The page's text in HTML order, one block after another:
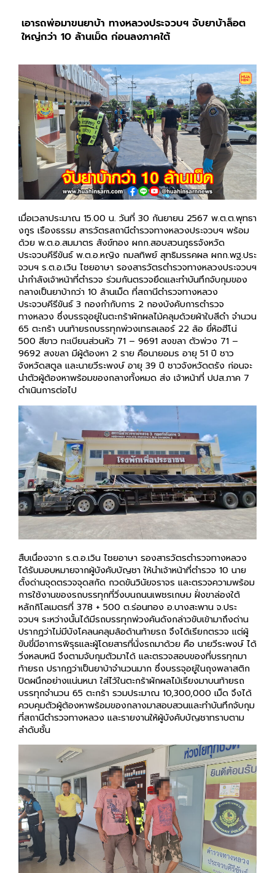
เอารถพ่อมาขนยาบ้า ทางหลวงประจวบฯ จับยาบ้าล็อตใหญ่
กว่า 10 ล้านเม็ด ก่อนลงภาคใต้
เมื่อเวลาประมาณ 15.00 น. วันที่ 30 กันยายน 2567 พ.ต.ต.พุทธา
งกูร เรืองธรรม สารวัตรสถานีตำรวจทางหลวงประจวบฯ พร้อม
ด้วย พ.ต.อ.สมมาตร สังข์ทอง ผกก.สอบสวนภูธรจังหวัด
ประจวบคีรีขันธ์ พ.ต.อ.หญิง กมลทิพย์ สุทธิมรรคผล ผกก.พฐ.ประ
จวบฯ ร.ต.อ.เวิน ไชยอาษา รองสารวัตรตำรวจทางหลวงประจวบฯ
นำกำลังเจ้าหน้าที่ตำรวจ ร่วมกันตรวจยึดและทำบันทึกจับกุมของ
กลางเป็นยาบ้ากว่า 10 ล้านเม็ด ที่สถานีตำรวจทางหลวง
ประจวบคีรีขันธ์ 3 กองกำกับการ 2 กองบังคับการตำรวจ
ทางหลวง ซึ่งบรรจุอยู่ในตะกร้าผักผลไม้คลุมด้วยผ้าใบสีดำ จำนวน
65 ตะกร้า บนท้ายรถบรรทุกพ่วงเทรลเลอร์ 22 ล้อ ยี่ห้อฮีโน่
500 สีขาว ทะเบียนส่วนหัว 71 – 9691 สงขลา ตัวพ่วง 71 –
9692 สงขลา มีผู้ต้องหา 2 ราย คือนายอมร อายุ 51 ปี ชาว
จังหวัดสตูล และนายวีระพงษ์ อายุ 39 ปี ชาวจังหวัดตรัง ก่อนจะ
นำตัวผู้ต้องหาพร้อมของกลางทั้งหมด ส่ง เจ้าหน้าที่ ปปส.ภาค 7
ดำเนินการต่อไป
สืบเนื่องจาก ร.ต.อ.เวิน ไชยอาษา รองสารวัตรตำรวจทางหลวง
ได้รับมอบหมายจากผู้บังคับบัญชา ให้นำเจ้าหน้าที่ตำรวจ 10 นาย
ตั้งด่านจุดตรวจจุดสกัด กวดขันวินัยจราจร และตรวจความพร้อม
การใช้งานของรถบรรทุกที่วิ่งบนถนนเพชรเกษม ฝั่งขาล่องใต้
หลักกิโลเมตรที่ 378 + 500 ต.ร่อนทอง อ.บางสะพาน จ.ประ
จวบฯ ระหว่างนั้นได้มีรถบรรทุกพ่วงคันดังกล่าวขับเข้ามาถึงด่าน
ปรากฏว่าไม่มีบังโคลนคลุมล้อด้านท้ายรถ จึงได้เรียกตรวจ แต่ผู้
ขับขี่มีอาการพิรุธและผู้โดยสารที่นั่งรถมาด้วย คือ นายวีระพงษ์ ได้
วิ่งหลบหนี จึงตามจับกุมตัวมาได้ และตรวจสอบของที่บรรทุกมา
ท้ายรถ ปรากฏว่าเป็นยาบ้าจำนวนมาก ซึ่งบรรจุอยู่ในถุงพลาสติก
ปิดผนึกอย่างแน่นหนา ใส่ไว้ในตะกร้าผักผลไม้เรียงมาบนท้ายรถ
บรรทุกจำนวน 65 ตะกร้า รวมประมาณ 10,300,000 เม็ด จึงได้
ควบคุมตัวผู้ต้องหาพร้อมของกลางมาสอบสวนและทำบันทึกจับกุม
ที่สถานีตำรวจทางหลวง และรายงานให้ผู้บังคับบัญชาทราบตาม
ลำดับชั้น